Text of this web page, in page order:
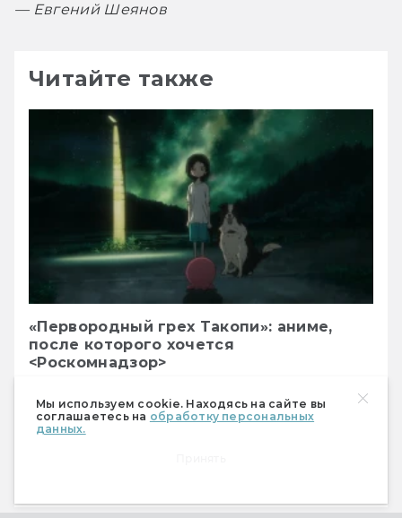
Мы используем cookie. Находясь на сайте вы
соглашаетесь на обработку персональных
данных.
— Евгений Шеянов
Читайте также
«Первородный грех Такопи»: аниме,
после которого хочется
<Роскомнадзор>
16695